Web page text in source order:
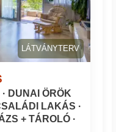
LÁTVÁNYTERV
DUNAI ÖRÖK
LAKÁS ·
+ TÁROLÓ ·